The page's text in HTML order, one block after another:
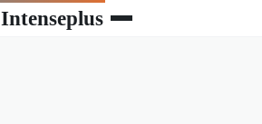
Intenseplus